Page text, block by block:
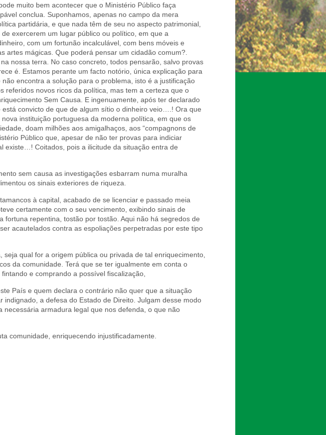
muito bem acontecer que o Ministério Público faça
conclua. Suponhamos, apenas no campo da mera
partidária, e que nada têm de seu no aspecto patrimonial,
exercerem um lugar público ou político, em que a
com um fortunão incalculável, com bens móveis e
artes mágicas. Que poderá pensar um cidadão comum?.
nossa terra. No caso concreto, todos pensarão, salvo provas
é. Estamos perante um facto notório, única explicação para
encontra a solução para o problema, isto é a justificação
referidos novos ricos da política, mas tem a certeza que o
Sem Causa. E ingenuamente, após ter declarado
convicto de que de algum sítio o dinheiro veio….! Ora que
instituição portuguesa da moderna política, em que os
doam milhões aos amigalhaços, aos “compagnons de
Público que, apesar de não ter provas para indiciar
existe…! Coitados, pois a ilicitude da situação entra de
sem causa as investigações esbarram numa muralha
os sinais exteriores de riqueza.
à capital, acabado de se licenciar e passado meia
certamente com o seu vencimento, exibindo sinais de
repentina, tostão por tostão. Aqui não há segredos de
acautelados contra as espoliações perpetradas por este tipo
qual for a origem pública ou privada de tal enriquecimento,
da comunidade. Terá que se ter igualmente em conta o
e comprando a possível fiscalização,
País e quem declara o contrário não quer que a situação
a defesa do Estado de Direito. Julgam desse modo
armadura legal que nos defenda, o que não
comunidade, enriquecendo injustificadamente.